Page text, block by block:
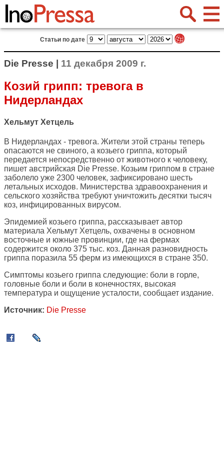
Статьи по дате
Die Presse | 11 декабря 2009 г.
Козий грипп: тревога в
Нидерландах
Хельмут Хетцель
В Нидерландах - тревога. Жители этой страны теперь
опасаются не свиного, а козьего гриппа, который
передается непосредственно от животного к человеку,
пишет австрийская Die Presse. Козьим гриппом в стране
заболело уже 2300 человек, зафиксировано шесть
летальных исходов. Министерства здравоохранения и
сельского хозяйства требуют уничтожить десятки тысяч
коз, инфицированных вирусом.
Эпидемией козьего гриппа, рассказывает автор
материала Хельмут Хетцель, охвачены в основном
восточные и южные провинции, где на фермах
содержится около 375 тыс. коз. Данная разновидность
гриппа поразила 55 ферм из имеющихся в стране 350.
Симптомы козьего гриппа следующие: боли в горле,
головные боли и боли в конечностях, высокая
температура и ощущение усталости, сообщает издание.
Источник: Die Presse